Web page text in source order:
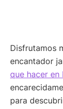
Disfrutamos
encantador
que hacer en
para